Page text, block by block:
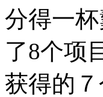
分得一
了8个项
获得的